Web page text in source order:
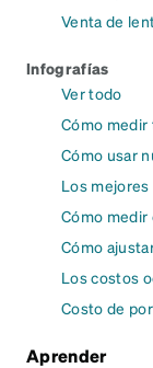
Venta de
Infografías
Ver todo
Cómo medir
Cómo usar
Los
Cómo medir
Cómo
Los costos
Costo de
Aprender